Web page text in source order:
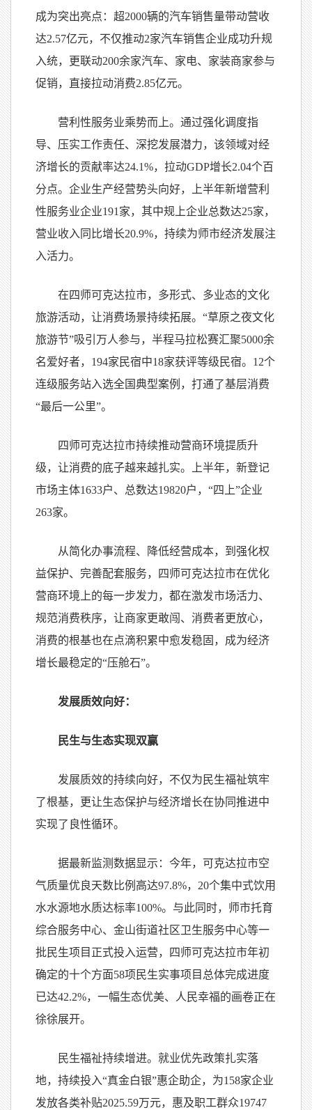
成为突出亮点：超2000辆的汽车销售量带动营收
达2.57亿元，不仅推动2家汽车销售企业成功升规
入统，更联动200余家汽车、家电、家装商家参与
促销，直接拉动消费2.85亿元。
营利性服务业乘势而上。通过强化调度指
导、压实工作责任、深挖发展潜力，该领域对经
济增长的贡献率达24.1%，拉动GDP增长2.04个百
分点。企业生产经营势头向好，上半年新增营利
性服务业企业191家，其中规上企业总数达25家，
营业收入同比增长20.9%，持续为师市经济发展注
入活力。
在四师可克达拉市，多形式、多业态的文化
旅游活动，让消费场景持续拓展。“草原之夜文化
旅游节”吸引万人参与，半程马拉松赛汇聚5000余
名爱好者，194家民宿中18家获评等级民宿。12个
连级服务站入选全国典型案例，打通了基层消费
“最后一公里”。
四师可克达拉市持续推动营商环境提质升
级，让消费的底子越来越扎实。上半年，新登记
市场主体1633户、总数达19820户，“四上”企业
263家。
从简化办事流程、降低经营成本，到强化权
益保护、完善配套服务，四师可克达拉市在优化
营商环境上的每一步发力，都在激发市场活力、
规范消费秩序，让商家更敢闯、消费者更放心，
消费的根基也在点滴积累中愈发稳固，成为经济
增长最稳定的“压舱石”。
发展质效向好：
民生与生态实现双赢
发展质效的持续向好，不仅为民生福祉筑牢
了根基，更让生态保护与经济增长在协同推进中
实现了良性循环。
据最新监测数据显示：今年，可克达拉市空
气质量优良天数比例高达97.8%，20个集中式饮用
水水源地水质达标率100%。与此同时，师市托育
综合服务中心、金山街道社区卫生服务中心等一
批民生项目正式投入运营，四师可克达拉市年初
确定的十个方面58项民生实事项目总体完成进度
已达42.2%，一幅生态优美、人民幸福的画卷正在
徐徐展开。
民生福祉持续增进。就业优先政策扎实落
地，持续投入“真金白银”惠企助企，为158家企业
发放各类补贴2025.59万元，惠及职工群众19747